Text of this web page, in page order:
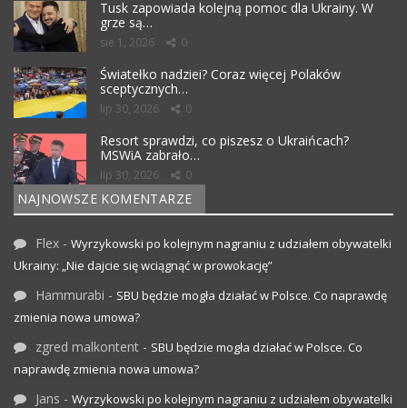
Tusk zapowiada kolejną pomoc dla Ukrainy. W
grze są…
sie 1, 2026 0
Światełko nadziei? Coraz więcej Polaków
sceptycznych…
lip 30, 2026 0
Resort sprawdzi, co piszesz o Ukraińcach?
MSWiA zabrało…
lip 30, 2026 0
NAJNOWSZE KOMENTARZE
Flex - Wyrzykowski po kolejnym nagraniu z udziałem obywatelki
Ukrainy: „Nie dajcie się wciągnąć w prowokację”
Hammurabi - SBU będzie mogła działać w Polsce. Co naprawdę
zmienia nowa umowa?
zgred malkontent - SBU będzie mogła działać w Polsce. Co
naprawdę zmienia nowa umowa?
Jans - Wyrzykowski po kolejnym nagraniu z udziałem obywatelki